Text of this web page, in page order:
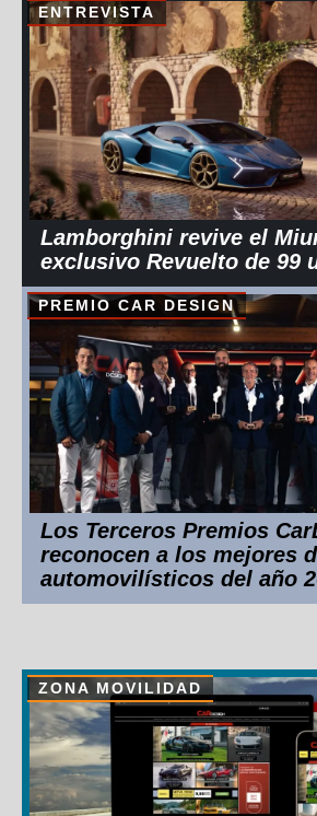
ENTREVISTA
Lamborghini revive el
exclusivo Revuelto de 99
PREMIO CAR DESIGN
Los Terceros Premios
reconocen a los mejores
automovilísticos del año
ZONA MOVILIDAD